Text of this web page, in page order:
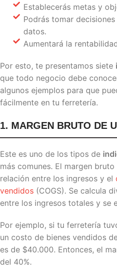
Establecerás metas y
Podrás tomar
datos.
Aumentará la
Por esto, te presentamos siete
que todo negocio debe
algunos ejemplos para que
fácilmente en tu ferretería.
1. MARGEN BRUTO DE
Este es uno de los tipos de
más comunes. El margen
relación entre los ingresos y el
vendidos (COGS). Se calcula
entre los ingresos totales y se
Por ejemplo, si tu ferretería
un costo de bienes vendidos
es de $40.000. Entonces, el
del 40%.